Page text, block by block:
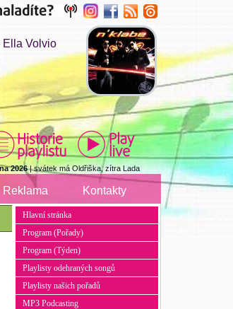
Ella Volvio
2026| svátek má Oldřiška, zítra Lada
Reklama Kontakty
Hlavní stránka
Program (Pořady)
Program (Týden)
Playlisty odehraných songů
Playlisty našich pořadů
MP3 Podcasting